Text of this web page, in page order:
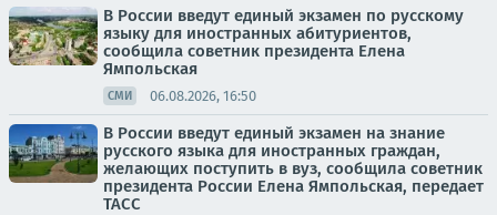
В России введут единый экзамен по русскому
языку для иностранных абитуриентов,
сообщила советник президента Елена
Ямпольская
СМИ 06.08.2026, 16:50
В России введут единый экзамен на знание
русского языка для иностранных граждан,
желающих поступить в вуз, сообщила советник
президента России Елена Ямпольская, передает
ТАСС